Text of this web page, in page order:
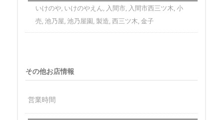
いけのや, いけのやえん, 入間市, 入間市西三ツ木, 小
売, 池乃屋, 池乃屋園, 製造, 西三ツ木, 金子
その他お店情報
営業時間